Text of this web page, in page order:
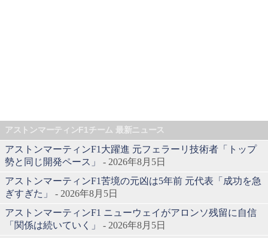
アストンマーティンF1チーム 最新ニュース
アストンマーティンF1大躍進 元フェラーリ技術者「トップ
勢と同じ開発ペース」
- 2026年8月5日
アストンマーティンF1苦境の元凶は5年前 元代表「成功を急
ぎすぎた」
- 2026年8月5日
アストンマーティンF1 ニューウェイがアロンソ残留に自信
「関係は続いていく」
- 2026年8月5日